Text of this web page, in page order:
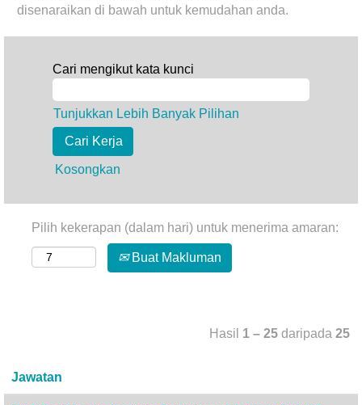
disenaraikan di bawah untuk kemudahan anda.
Cari mengikut kata kunci
Tunjukkan Lebih Banyak Pilihan
Kosongkan
Pilih kekerapan (dalam hari) untuk menerima amaran:
Buat Makluman
Hasil 1 – 25 daripada 25
Jawatan